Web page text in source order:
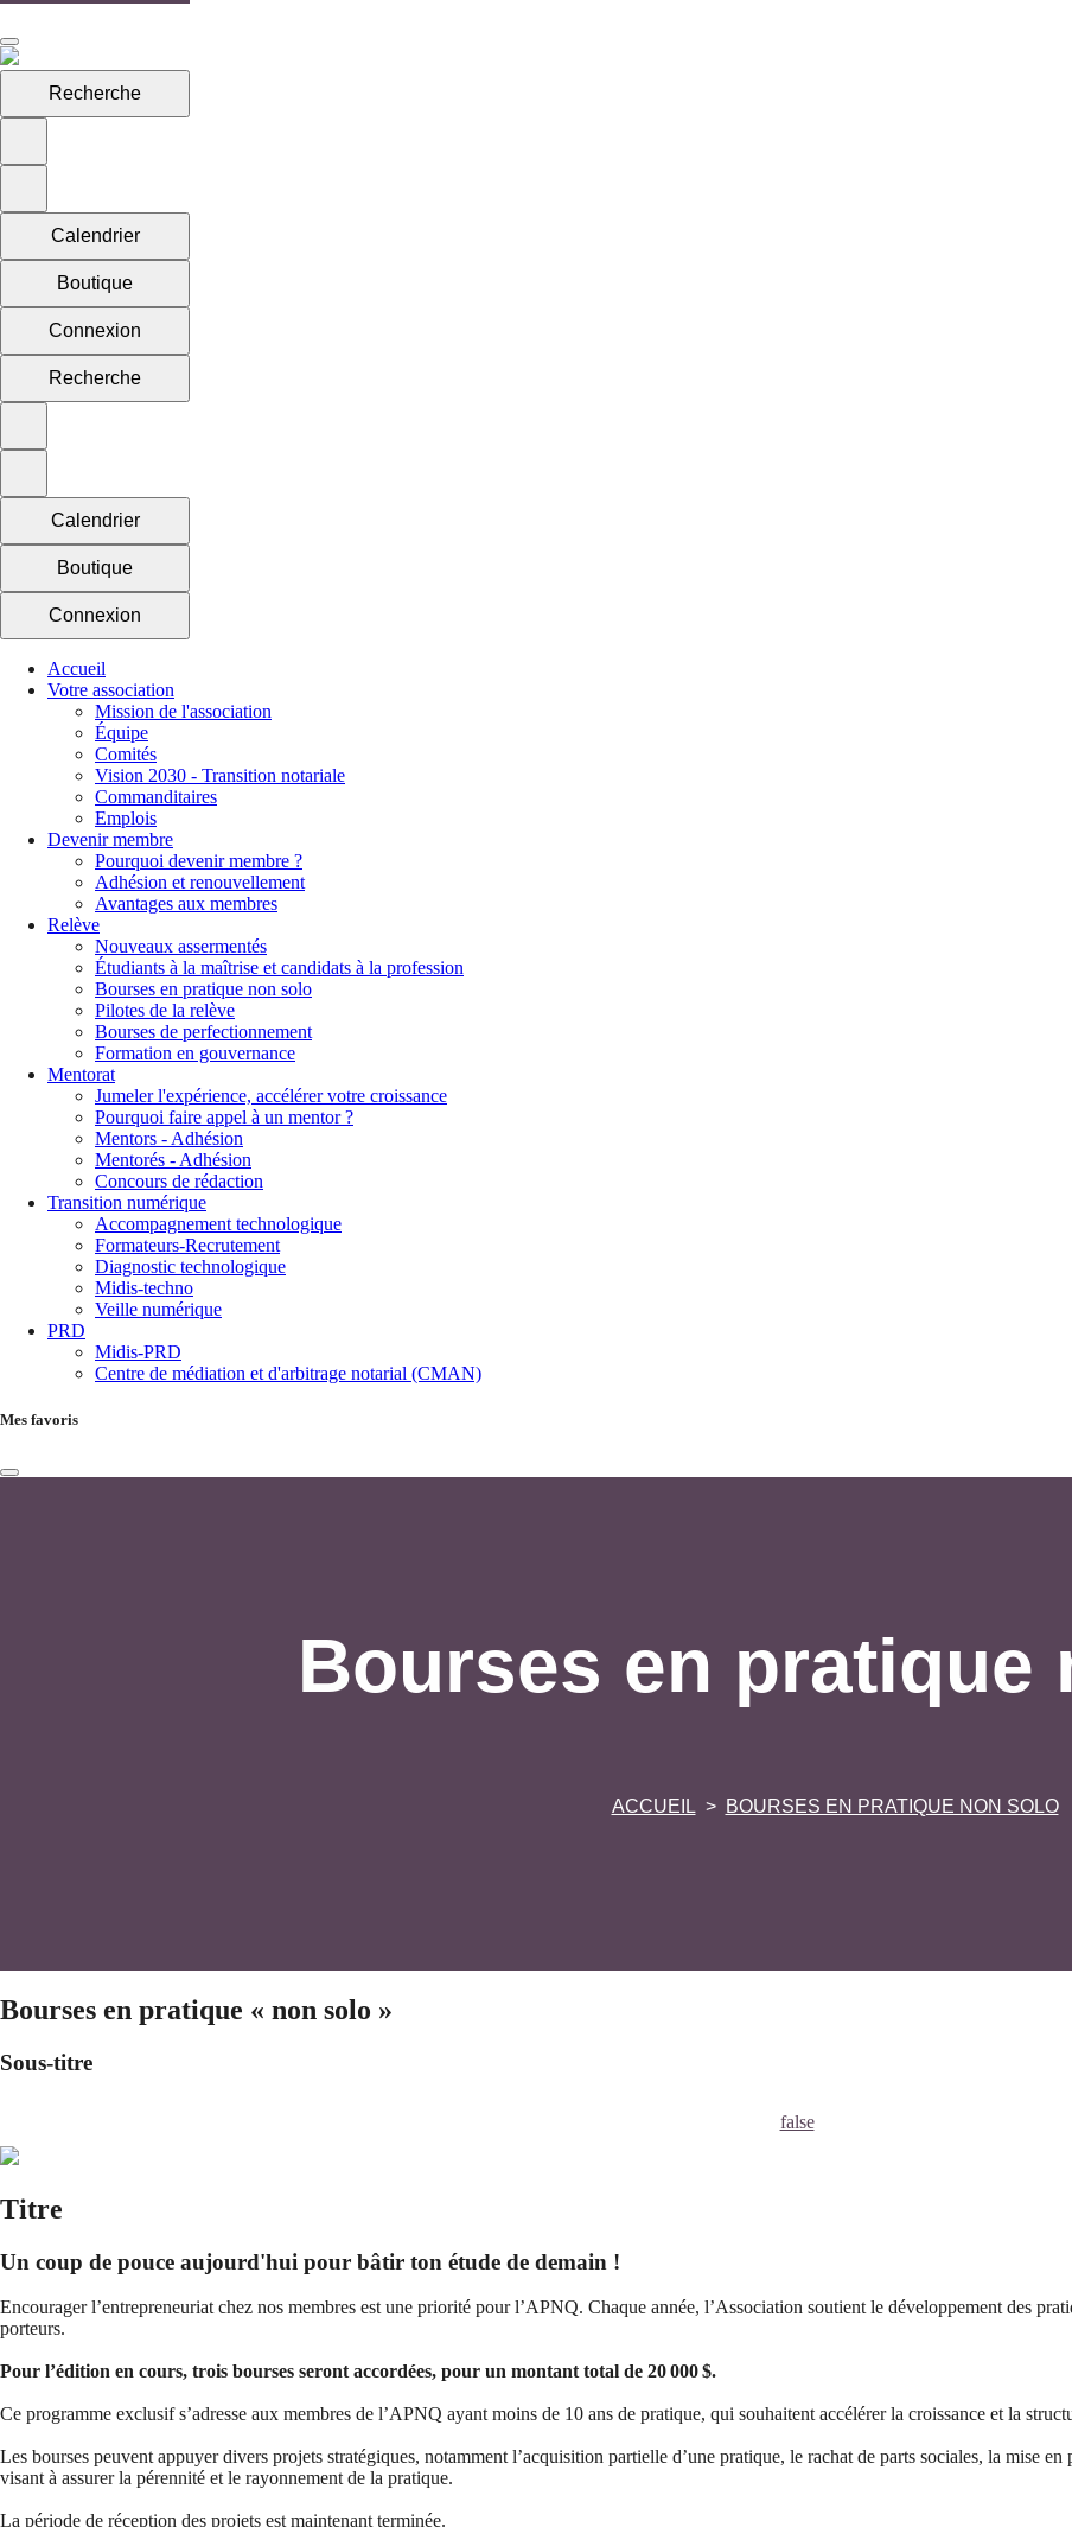
Recherche
Calendrier
Boutique
Connexion
Recherche
Calendrier
Boutique
Connexion
Accueil
Votre association
Mission de l'association
Équipe
Comités
Vision 2030 - Transition notariale
Commanditaires
Emplois
Devenir membre
Pourquoi devenir membre ?
Adhésion et renouvellement
Avantages aux membres
Relève
Nouveaux assermentés
Étudiants à la maîtrise et candidats à la profession
Bourses en pratique non solo
Pilotes de la relève
Bourses de perfectionnement
Formation en gouvernance
Mentorat
Jumeler l'expérience, accélérer votre croissance
Pourquoi faire appel à un mentor ?
Mentors - Adhésion
Mentorés - Adhésion
Concours de rédaction
Transition numérique
Accompagnement technologique
Formateurs-Recrutement
Diagnostic technologique
Midis-techno
Veille numérique
PRD
Midis-PRD
Centre de médiation et d'arbitrage notarial (CMAN)
Mes favoris
Bourses en pratique
ACCUEIL BOURSES EN PRATIQUE NON SOLO
Bourses en pratique « non solo »
Sous-titre
false
Titre
Un coup de pouce aujourd'hui pour bâtir ton étude de demain !
Encourager l’entrepreneuriat chez nos membres est une priorité pour l’APNQ. Chaque année, l’Association soutient le développement des
porteurs.
Pour l’édition en cours, trois bourses seront accordées, pour un montant total de 20 000 $.
Ce programme exclusif s’adresse aux membres de l’APNQ ayant moins de 10 ans de pratique, qui souhaitent accélérer la croissance et la
Les bourses peuvent appuyer divers projets stratégiques, notamment l’acquisition partielle d’une pratique, le rachat de parts sociales, la mise
visant à assurer la pérennité et le rayonnement de la pratique.
La période de réception des projets est maintenant terminée.